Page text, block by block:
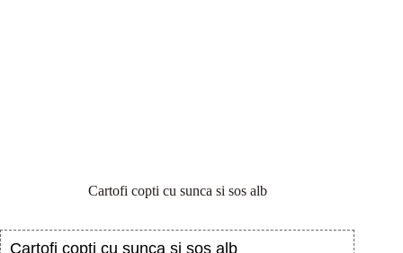
Cartofi copti cu sunca si sos alb
Cartofi copti cu sunca si sos alb